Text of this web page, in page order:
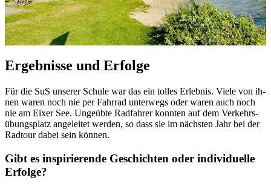
Er­geb­nis­se und Er­fol­ge
Für die SuS un­se­rer Schu­le war das ein tol­les Er­leb­nis. Vie­le von ih­
nen wa­ren noch nie per Fahr­rad un­ter­wegs oder wa­ren auch noch
nie am Ei­xer See. Un­ge­üb­te Rad­fah­rer konn­ten auf dem Ver­kehrs­
übungs­platz an­ge­lei­tet wer­den, so dass sie im nächs­ten Jahr bei der
Rad­tour da­bei sein kön­nen.
Gibt es in­spi­rie­ren­de Ge­schich­ten oder in­di­vi­du­el­le
Er­fol­ge?